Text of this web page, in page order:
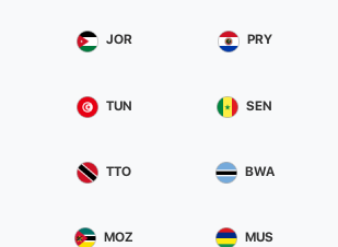
JOR PRY
TUN SEN
TTO BWA
MOZ MUS